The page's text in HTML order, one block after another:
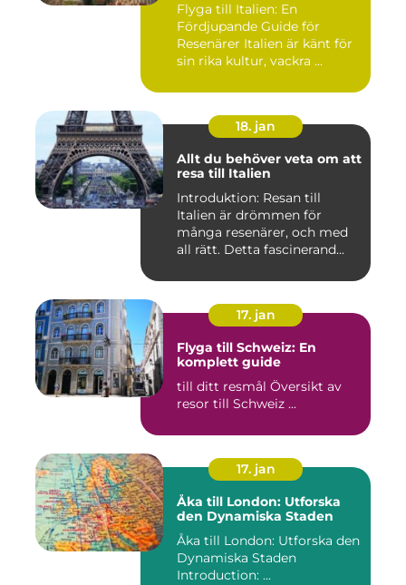
Flyga till Italien: En
Fördjupande Guide för
Resenärer Italien är känt för
sin rika kultur, vackra ...
18. jan
Allt du behöver veta om att
resa till Italien
Introduktion: Resan till
Italien är drömmen för
många resenärer, och med
all rätt. Detta fascinerand...
17. jan
Flyga till Schweiz: En
komplett guide
till ditt resmål Översikt av
resor till Schweiz ...
17. jan
Åka till London: Utforska
den Dynamiska Staden
Åka till London: Utforska den
Dynamiska Staden
Introduction: ...